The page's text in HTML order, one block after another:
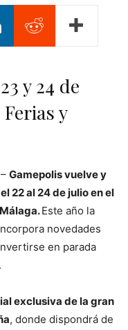
y 24 de
y
Gamepolis vuelve y
22 al 24 de julio en el
Este año la
novedades
en parada
exclusiva de la gran
, donde dispondrá de